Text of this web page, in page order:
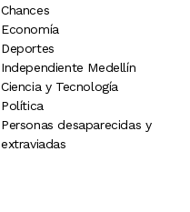
Chances
Economía
Deportes
Independiente Medellín
Ciencia y Tecnología
Política
Personas desaparecidas y
extraviadas